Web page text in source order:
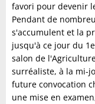
favori pour devenir
Pendant de
s'accumulent et la
jusqu'à ce jour du
salon de
surréaliste, à la mi-
future convocation
une mise en